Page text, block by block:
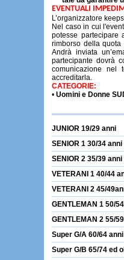
EVENTUALI
L’organizzatore
Nel caso in cui
potesse partecipare
rimborso della
Andrà inviata
partecipante dovrà
comunicazione nel
accreditarla.
CATEGORIE:
• Uomini e Donne
JUNIOR 19/29 anni
SENIOR 1 30/34 anni
SENIOR 2 35/39 anni
VETERANI 1 40/44
VETERANI 2 45/
GENTLEMAN 1 50/
GENTLEMAN 2 55/
Super G/A 60/64 anni
Super G/B 65/74 ed